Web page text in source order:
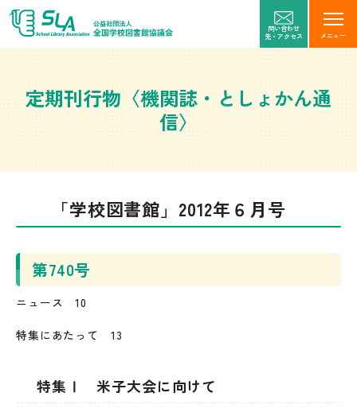
メニュー
問い合わせ
先・アクセス
定期刊行物〈機関誌・としょかん通
信〉
「学校図書館」2012年６月号
第740号
ニュース 10
特集にあたって 13
特集Ⅰ 米子大会に向けて